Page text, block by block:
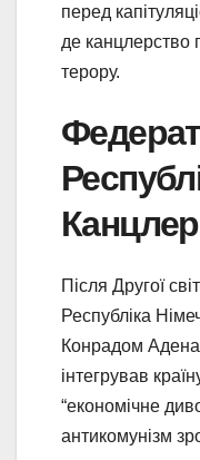
перед
де канцлерство
терору.
Після Другої
Республіка
Конрадом
інтегрував
“економічне
антикомунізм